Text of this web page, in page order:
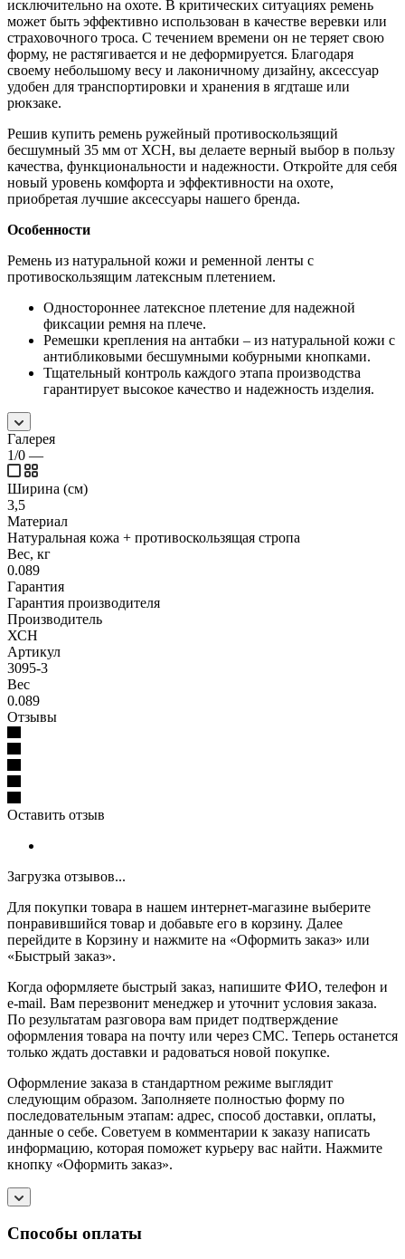
исключительно на охоте. В критических ситуациях ремень
может быть эффективно использован в качестве веревки или
страховочного троса. С течением времени он не теряет свою
форму, не растягивается и не деформируется. Благодаря
своему небольшому весу и лаконичному дизайну, аксессуар
удобен для транспортировки и хранения в ягдташе или
рюкзаке.
Решив купить ремень ружейный противоскользящий
бесшумный 35 мм от ХСН, вы делаете верный выбор в пользу
качества, функциональности и надежности. Откройте для себя
новый уровень комфорта и эффективности на охоте,
приобретая лучшие аксессуары нашего бренда.
Особенности
Ремень из натуральной кожи и ременной ленты с
противоскользящим латексным плетением.
Одностороннее латексное плетение для надежной
фиксации ремня на плече.
Ремешки крепления на антабки – из натуральной кожи с
антибликовыми бесшумными кобурными кнопками.
Тщательный контроль каждого этапа производства
гарантирует высокое качество и надежность изделия.
Галерея
1/0 —
Ширина (см)
3,5
Материал
Натуральная кожа + противоскользящая стропа
Вес, кг
0.089
Гарантия
Гарантия производителя
Производитель
ХСН
Артикул
3095-3
Вес
0.089
Отзывы
Оставить отзыв
Загрузка отзывов...
Для покупки товара в нашем интернет-магазине выберите
понравившийся товар и добавьте его в корзину. Далее
перейдите в Корзину и нажмите на «Оформить заказ» или
«Быстрый заказ».
Когда оформляете быстрый заказ, напишите ФИО, телефон и
e-mail. Вам перезвонит менеджер и уточнит условия заказа.
По результатам разговора вам придет подтверждение
оформления товара на почту или через СМС. Теперь останется
только ждать доставки и радоваться новой покупке.
Оформление заказа в стандартном режиме выглядит
следующим образом. Заполняете полностью форму по
последовательным этапам: адрес, способ доставки, оплаты,
данные о себе. Советуем в комментарии к заказу написать
информацию, которая поможет курьеру вас найти. Нажмите
кнопку «Оформить заказ».
Способы оплаты